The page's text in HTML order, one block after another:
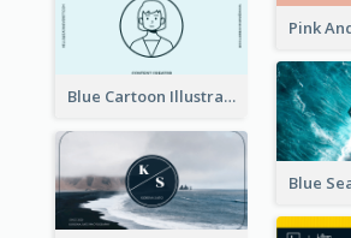
Blue Cartoon Illustration Portrait Business Card